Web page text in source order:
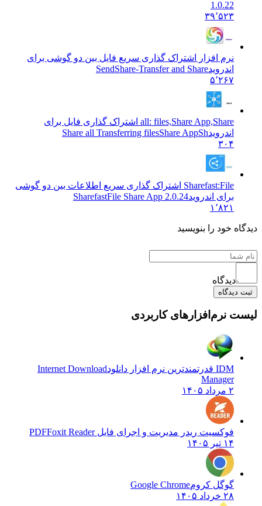
1.0.22
۳۹٬۵۲۳
نرم افزار اشتراک گذاری سریع فایل بین دو گوشی برای
اندرویدSendShare-Transfer and Share
۵٬۲۶۷
all: files,Share App,Share اشتراک گذاری فایل برای
اندرویدShare all Transferring filesShare AppSh
۳۰۴
Sharefast:File اشتراک گذاری سریع اطلاعات بین دو گوشی
برای اندرویدSharefastFile Share App 2.0.24
۱٬۸۲۱
دیدگاه خود را بنویسید
دیدگاه
ثبت دیدگاه
لیست نرم‌افزارهای کاربردی
IDM قدرتمندترین نرم افزار دانلود
Internet Download
Manager
۲ مرداد ۱۴۰۵
فوکسیت ریدر مدیریت و اجرای فایل PDFFoxit Reader
۱۴ تیر ۱۴۰۵
گوگل کرومGoogle Chrome
۲۸ خرداد ۱۴۰۵